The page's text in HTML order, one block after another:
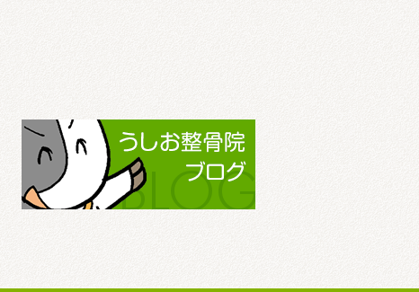
2021.7
2021.6
2021.5
2021.2